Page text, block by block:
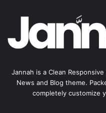
Jannah is a Clean
News and Blog theme.
completely customize